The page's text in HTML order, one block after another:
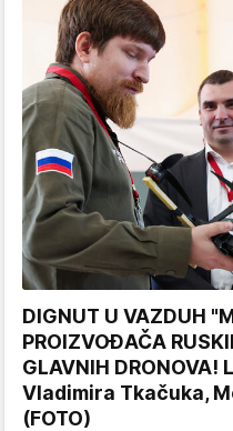
DIGNUT U VAZDUH
PROIZVOĐAČA
GLAVNIH
Vladimira Tkačuka,
(FOTO)